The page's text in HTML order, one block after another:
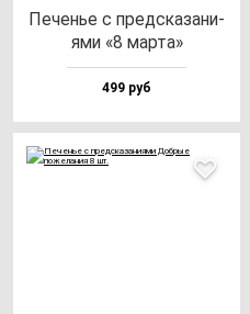
Печенье с пред­ска­за­ни­
ями «8 мар­та»
499 руб